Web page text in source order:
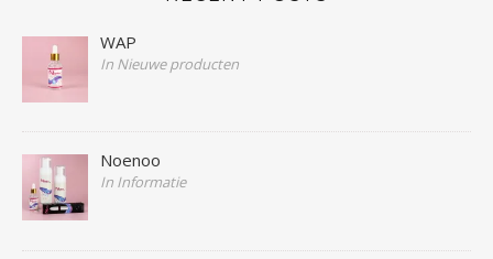
WAP
In Nieuwe producten
Noenoo
In Informatie